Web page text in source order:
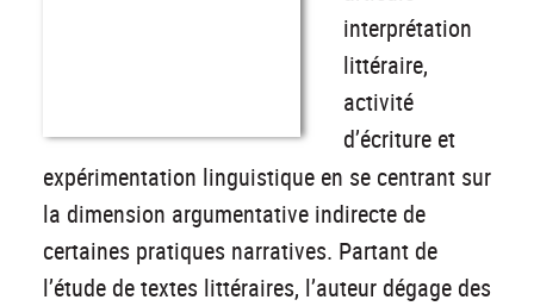
interprétation
littéraire,
activité
d’écriture et
expérimentation linguistique en se centrant sur
la dimension argumentative indirecte de
certaines pratiques narratives. Partant de
l’étude de textes littéraires, l’auteur dégage des